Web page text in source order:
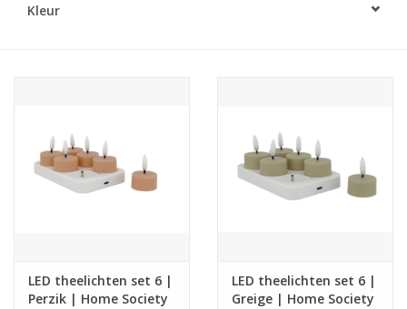
Relatiegeschenken & Bedankjes
Huisparfums
Blog
Kleur
LED theelichten set 6 |
Perzik | Home Society
LED theelichten set 6 |
Greige | Home Society